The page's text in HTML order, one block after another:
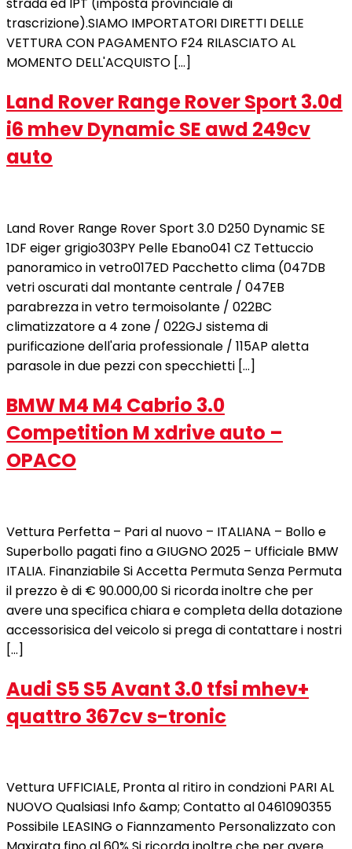
trascrizione).SIAMO IMPORTATORI DIRETTI DELLE
VETTURA CON PAGAMENTO F24 RILASCIATO AL
MOMENTO DELL'ACQUISTO […]
Land Rover Range Rover Sport 3.0d
i6 mhev Dynamic SE awd 249cv
auto
Land Rover Range Rover Sport 3.0 D250 Dynamic SE
1DF eiger grigio303PY Pelle Ebano041 CZ Tettuccio
panoramico in vetro017ED Pacchetto clima (047DB
vetri oscurati dal montante centrale / 047EB
parabrezza in vetro termoisolante / 022BC
climatizzatore a 4 zone / 022GJ sistema di
purificazione dell'aria professionale / 115AP aletta
parasole in due pezzi con specchietti […]
BMW M4 M4 Cabrio 3.0
Competition M xdrive auto –
OPACO
Vettura Perfetta – Pari al nuovo – ITALIANA – Bollo e
Superbollo pagati fino a GIUGNO 2025 – Ufficiale BMW
ITALIA. Finanziabile Si Accetta Permuta Senza Permuta
il prezzo è di € 90.000,00 Si ricorda inoltre che per
avere una specifica chiara e completa della dotazione
accessorisica del veicolo si prega di contattare i nostri
[…]
Audi S5 S5 Avant 3.0 tfsi mhev+
quattro 367cv s-tronic
Vettura UFFICIALE, Pronta al ritiro in condzioni PARI AL
NUOVO Qualsiasi Info &amp; Contatto al 0461090355
Possibile LEASING o Fiannzamento Personalizzato con